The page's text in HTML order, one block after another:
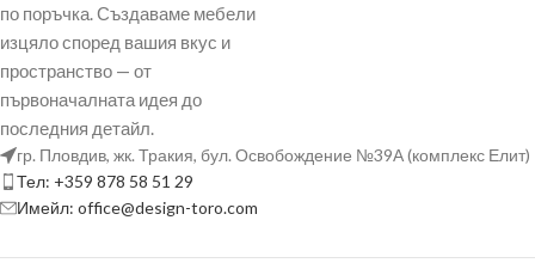
по поръчка. Създаваме мебели
изцяло според вашия вкус и
пространство — от
първоначалната идея до
последния детайл.
гр. Пловдив, жк. Тракия, бул. Освобождение №39А (комплекс Елит)
Тел: +359 878 58 51 29
Имейл: office@design-toro.com